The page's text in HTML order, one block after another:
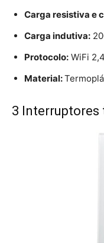
Carga resistiva e
Carga indutiva:
Protocolo: WiFi
Material:
3 Interruptores